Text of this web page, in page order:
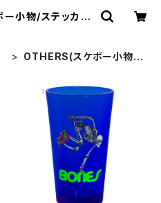
小物/ステッカー
OTHERS(スケボー小物/